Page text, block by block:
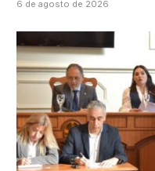
6 de agosto de 2026